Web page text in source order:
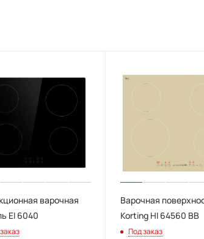
варочная
EI 6040
Варочная
Korting HI 64560 BB
Под заказ